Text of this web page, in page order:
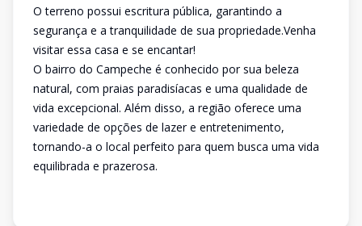
O terreno possui escritura pública, garantindo a
segurança e a tranquilidade de sua propriedade.Venha
visitar essa casa e se encantar!
O bairro do Campeche é conhecido por sua beleza
natural, com praias paradisíacas e uma qualidade de
vida excepcional. Além disso, a região oferece uma
variedade de opções de lazer e entretenimento,
tornando-a o local perfeito para quem busca uma vida
equilibrada e prazerosa.